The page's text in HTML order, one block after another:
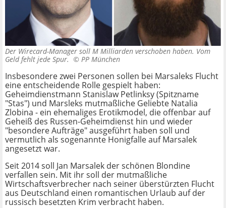
Der Wirecard-Manager soll M Milliarden verschoben haben. Vom
Geld fehlt jede Spur. © PP München
Insbesondere zwei Personen sollen bei Marsaleks Flucht
eine entscheidende Rolle gespielt haben:
Geheimdienstmann Stanislaw Petlinksy (Spitzname
"Stas") und Marsleks mutmaßliche Geliebte Natalia
Zlobina - ein ehemaliges Erotikmodel, die offenbar auf
Geheiß des Russen-Geheimdienst hin und wieder
"besondere Aufträge" ausgeführt haben soll und
vermutlich als sogenannte Honigfalle auf Marsalek
angesetzt war.
Seit 2014 soll Jan Marsalek der schönen Blondine
verfallen sein. Mit ihr soll der mutmaßliche
Wirtschaftsverbrecher nach seiner überstürzten Flucht
aus Deutschland einen romantischen Urlaub auf der
russisch besetzten Krim verbracht haben.